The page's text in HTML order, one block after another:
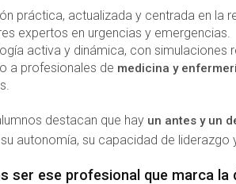
práctica, actualizada y centrada en la
expertos en urgencias y emergencias.
activa y dinámica, con simulaciones
a profesionales de medicina y
destacan que hay un antes y un
autonomía, su capacidad de
ser ese profesional que marca la